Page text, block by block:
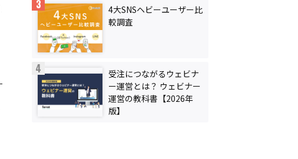
4大SNSヘビーユーザー比
較調査
受注につながるウェビナ
ー運営とは？ ウェビナー
運営の教科書【2026年
版】